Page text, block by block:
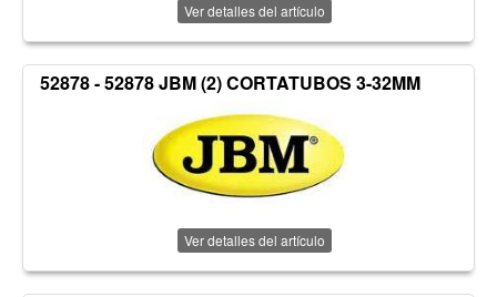
Ver detalles del artículo
52878 - 52878 JBM (2) CORTATUBOS 3-32MM
Ver detalles del artículo